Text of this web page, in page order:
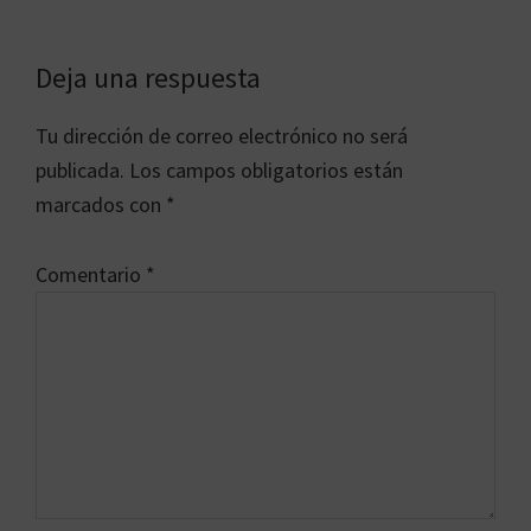
Interacciones
con
los
lectores
Deja una respuesta
Tu dirección de correo electrónico no será
publicada. Los campos obligatorios están
marcados con *
Comentario *